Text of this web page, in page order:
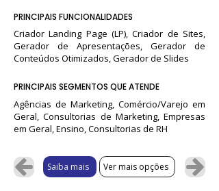
PRINCIPAIS FUNCIONALIDADES
Criador Landing Page (LP), Criador de Sites,
Gerador de Apresentações, Gerador de
Conteúdos Otimizados, Gerador de Slides
PRINCIPAIS SEGMENTOS QUE ATENDE
Agências de Marketing, Comércio/Varejo em
Geral, Consultorias de Marketing, Empresas
em Geral, Ensino, Consultorias de RH
Saiba mais Ver mais opções